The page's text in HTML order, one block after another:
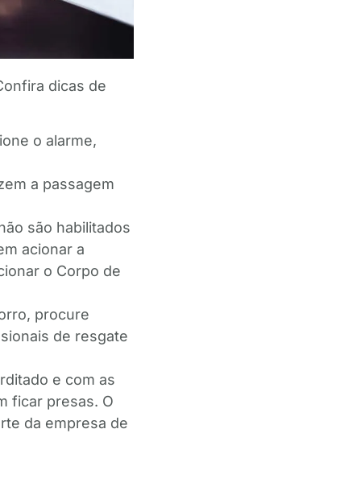
dicas de
o alarme,
a passagem
são habilitados
acionar a
o Corpo de
procure
de resgate
e com as
ficar presas. O
da empresa de